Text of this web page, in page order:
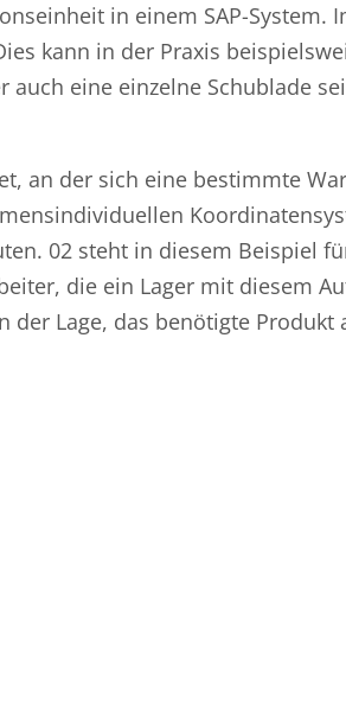
in einem SAP-System.
kann in der Praxis
eine einzelne Schublade
an der sich eine bestimmte
02 steht in diesem Beispiel
die ein Lager mit diesem
Lage, das benötigte Produkt